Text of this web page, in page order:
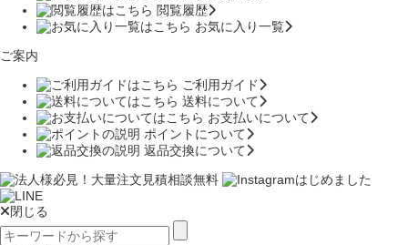
閲覧履歴
お気に入り一覧
ご案内
ご利用ガイド
送料について
お支払いについて
ポイントについて
返品交換について
閉じる